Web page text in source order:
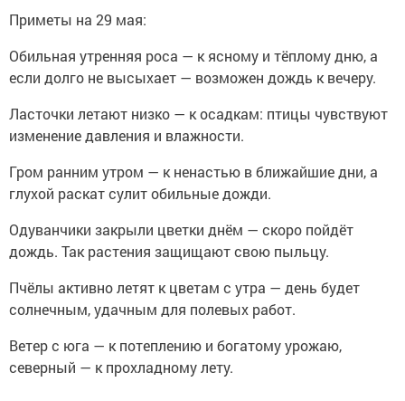
Приметы на 29 мая:
Обильная утренняя роса — к ясному и тёплому дню, а
если долго не высыхает — возможен дождь к вечеру.
Ласточки летают низко — к осадкам: птицы чувствуют
изменение давления и влажности.
Гром ранним утром — к ненастью в ближайшие дни, а
глухой раскат сулит обильные дожди.
Одуванчики закрыли цветки днём — скоро пойдёт
дождь. Так растения защищают свою пыльцу.
Пчёлы активно летят к цветам с утра — день будет
солнечным, удачным для полевых работ.
Ветер с юга — к потеплению и богатому урожаю,
северный — к прохладному лету.